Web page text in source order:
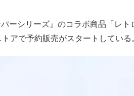
ーシリーズ』のコラボ商品「レ
アで予約販売がスタートしている